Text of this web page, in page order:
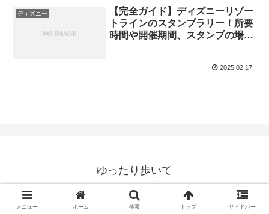
ディズニー
【完全ガイド】ディズニーリゾー
トラインのスタンプラリー！所要
時間や開催期間、スタンプの場
2025.02.17
ゆったり歩いて
メニュー ホーム 検索 トップ サイドバー